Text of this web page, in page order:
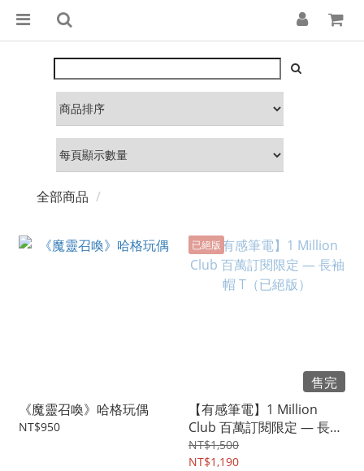
全部商品
《魔靈召喚》哈格玩偶
NT$950
已絕版
售完
【有感筆電】1 Million
Club 百萬訂閱限定 — 長袖
帽 T（已絕版）
NT$1,500
NT$1,190